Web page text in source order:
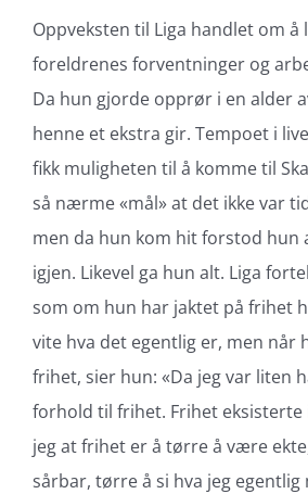
Oppveksten til Liga handlet om å
foreldrenes forventninger og
Da hun gjorde opprør i en alder
henne et ekstra gir. Tempoet i
fikk muligheten til å komme til
så nærme «mål» at det ikke var
men da hun kom hit forstod hun
igjen. Likevel ga hun alt. Liga
som om hun har jaktet på frihet
vite hva det egentlig er, men når
frihet, sier hun: «Da jeg var liten
forhold til frihet. Frihet eksisterte
jeg at frihet er å tørre å være
sårbar, tørre å si hva jeg egentlig